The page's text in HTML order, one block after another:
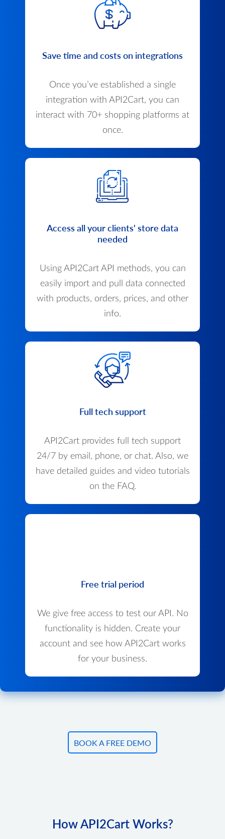
Save time and costs on integrations
Once you’ve established a single
integration with API2Cart, you can
interact with 70+ shopping platforms at
once.
Access all your clients' store data
needed
Using API2Cart API methods, you can
easily import and pull data connected
with products, orders, prices, and other
info.
Full tech support
API2Cart provides full tech support
24/7 by email, phone, or chat. Also, we
have detailed guides and video tutorials
on the FAQ.
Free trial period
We give free access to test our API. No
functionality is hidden. Create your
account and see how API2Cart works
for your business.
BOOK A FREE DEMO
How API2Cart Works?